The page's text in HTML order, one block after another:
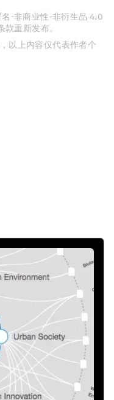
-非商业性-非衍生品 4.0
重新发布。
以上内容仅代表作者个